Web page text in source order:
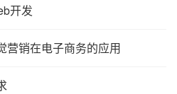
开发
营销在电子商务的应用